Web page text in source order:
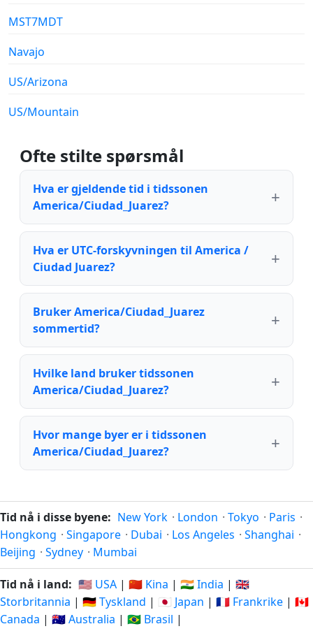
MST7MDT
Navajo
US/Arizona
US/Mountain
Ofte stilte spørsmål
Hva er gjeldende tid i tidssonen
America/Ciudad_Juarez?
Hva er UTC-forskyvningen til America /
Ciudad Juarez?
Bruker America/Ciudad_Juarez
sommertid?
Hvilke land bruker tidssonen
America/Ciudad_Juarez?
Hvor mange byer er i tidssonen
America/Ciudad_Juarez?
Tid nå i disse byene: New York · London · Tokyo · Paris ·
Hongkong · Singapore · Dubai · Los Angeles · Shanghai ·
Beijing · Sydney · Mumbai
Tid nå i land: 🇺🇸 USA | 🇨🇳 Kina | 🇮🇳 India | 🇬🇧
Storbritannia | 🇩🇪 Tyskland | 🇯🇵 Japan | 🇫🇷 Frankrike | 🇨🇦
Canada | 🇦🇺 Australia | 🇧🇷 Brasil |